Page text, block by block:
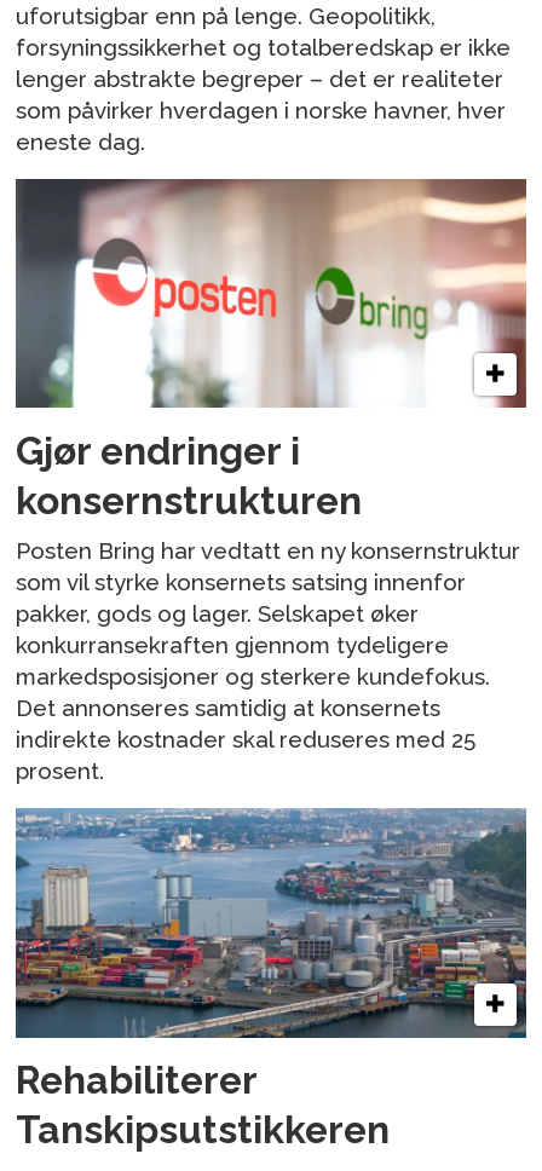
uforutsigbar enn på lenge. Geopolitikk,
forsyningssikkerhet og totalberedskap er ikke
lenger abstrakte begreper – det er realiteter
som påvirker hverdagen i norske havner, hver
eneste dag.
Gjør endringer i
konsernstrukturen
Posten Bring har vedtatt en ny konsernstruktur
som vil styrke konsernets satsing innenfor
pakker, gods og lager. Selskapet øker
konkurransekraften gjennom tydeligere
markedsposisjoner og sterkere kundefokus.
Det annonseres samtidig at konsernets
indirekte kostnader skal reduseres med 25
prosent.
Rehabiliterer
Tanskipsutstikkeren